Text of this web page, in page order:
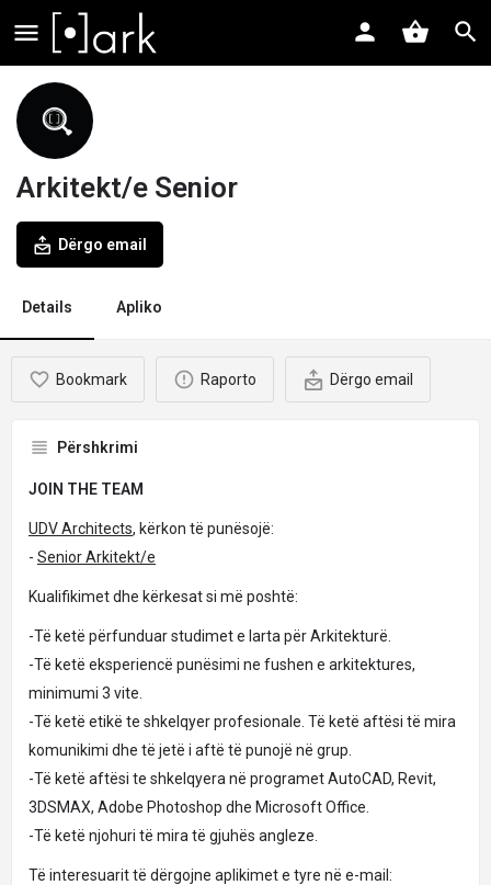
Arkitekt/e Senior
Dërgo email
Details Apliko
Bookmark Raporto Dërgo email
Përshkrimi
JOIN THE TEAM
UDV Architects, kërkon të punësojë:
- Senior Arkitekt/e
Kualifikimet dhe kërkesat si më poshtë:
-Të ketë përfunduar studimet e larta për Arkitekturë.
-Të ketë eksperiencë punësimi ne fushen e arkitektures,
minimumi 3 vite.
-Të ketë etikë te shkelqyer profesionale. Të ketë aftësi të mira
komunikimi dhe të jetë i aftë të punojë në grup.
-Të ketë aftësi te shkelqyera në programet AutoCAD, Revit,
3DSMAX, Adobe Photoshop dhe Microsoft Office.
-Të ketë njohuri të mira të gjuhës angleze.
Të interesuarit të dërgojne aplikimet e tyre në e-mail: